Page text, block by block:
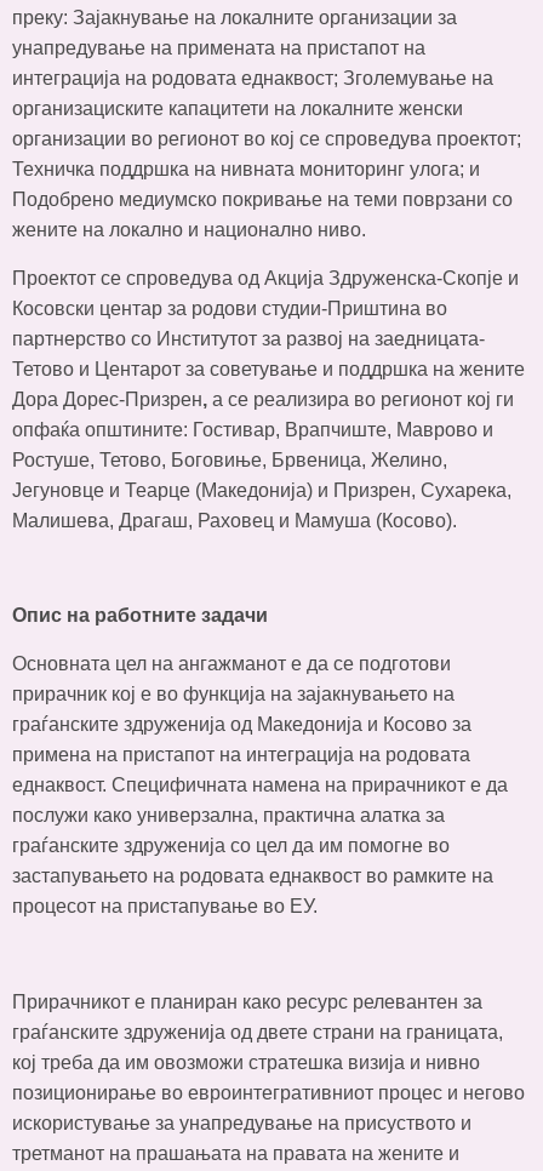
преку: Зајакнување на локалните организации за
унапредување на примената на пристапот на
интеграција на родовата еднаквост; Зголемување на
организациските капацитети на локалните женски
организации во регионот во кој се спроведува проектот;
Техничка поддршка на нивната мониторинг улога; и
Подобрено медиумско покривање на теми поврзани со
жените на локално и национално ниво.
Проектот се спроведува од Акција Здруженска-Скопје и
Косовски центар за родови студии-Приштина во
партнерство со Институтот за развој на заедницата-
Тетово и Центарот за советување и поддршка на жените
Дора Дорес-Призрен, а се реализира во регионот кој ги
опфаќа општините: Гостивар, Врапчиште, Маврово и
Ростуше, Тетово, Боговиње, Брвеница, Желино,
Јегуновце и Теарце (Македонија) и Призрен, Сухарека,
Малишева, Драгаш, Раховец и Мамуша (Косово).
Опис на работните задачи
Основната цел на ангажманот е да се подготови
прирачник кој е во функција на зајакнувањето на
граѓанските здруженија од Македонија и Косово за
примена на пристапот на интеграција на родовата
еднаквост. Специфичната намена на прирачникот е да
послужи како универзална, практична алатка за
граѓанските здруженија со цел да им помогне во
застапувањето на родовата еднаквост во рамките на
процесот на пристапување во ЕУ.
Прирачникот е планиран како ресурс релевантен за
граѓанските здруженија од двете страни на границата,
кој треба да им овозможи стратешка визија и нивно
позиционирање во евроинтегративниот процес и негово
искористување за унапредување на присуството и
третманот на прашањата на правата на жените и